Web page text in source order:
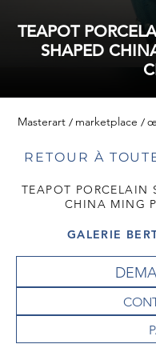
TEAPOT
SHAPED
Masterart marketplace
RETOUR À
TEAPOT PORCELAIN
CHINA MING
GALERIE